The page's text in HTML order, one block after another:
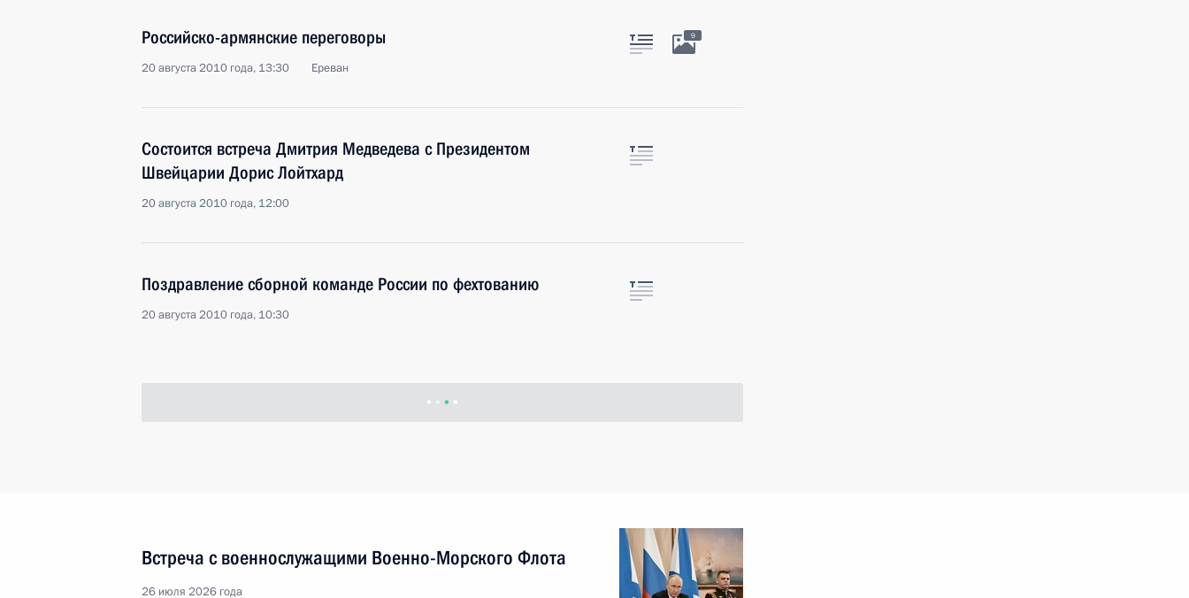
Российско-армянские переговоры
20 августа 2010 года, 13:30 Ереван
9
Состоится встреча Дмитрия Медведева с Президентом
Швейцарии Дорис Лойтхард
20 августа 2010 года, 12:00
Поздравление сборной команде России по фехтованию
20 августа 2010 года, 10:30
Об отмене режима чрезвычайной ситуации в Мордовии,
Дмитрий Медведев прибыл с государственным визитом
в Армению
9